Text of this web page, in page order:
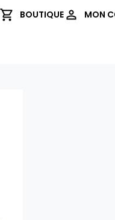
BOUTIQUE MON